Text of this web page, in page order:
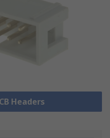
Headers